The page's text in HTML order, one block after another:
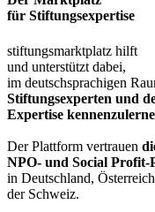
für Stiftungsexpertise
stiftungsmarktplatz hilft
und unterstützt dabei,
im deutschsprachigen
Stiftungsexperten und
Expertise
Der Plattform vertrauen
NPO- und Social Profit-
in Deutschland,
der Schweiz.